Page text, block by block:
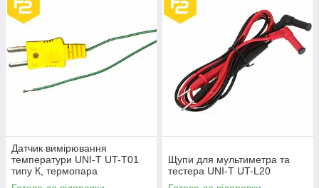
Датчик вимірювання
температури UNI-T UT-T01
типу К, термопара
Щупи для мультиметра та
тестера UNI-T UT-L20